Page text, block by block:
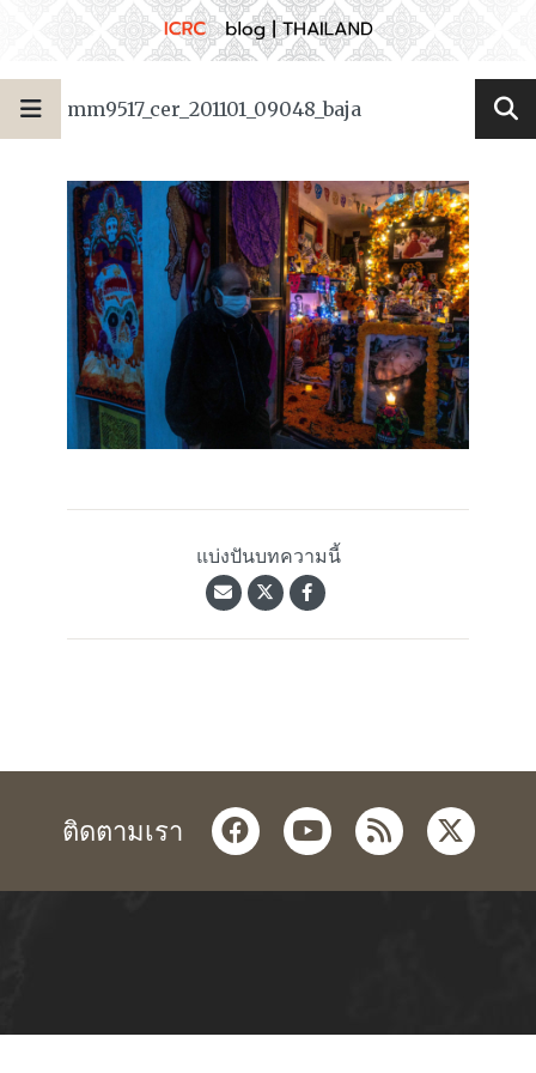
mm9517_cer_201101_09048_baja
แบ่งปันบทความนี้
ติดตามเรา facebookyoutube
rss twitter